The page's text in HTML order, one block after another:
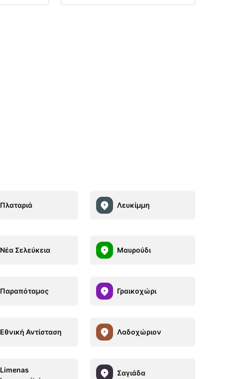
Πλαταριά Λευκίμμη
Νέα Σελεύκεια Μαυρούδι
Παραπόταμος Γραικοχώρι
Εθνική Αντίσταση Λαδοχώριον
Limenas
Σαγιάδα